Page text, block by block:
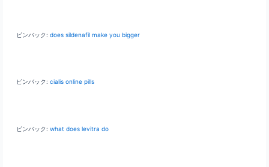
ピンバック: does sildenafil make you bigger
ピンバック: cialis online pills
ピンバック: what does levitra do